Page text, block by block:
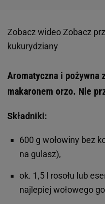
Zobacz wideoZobacz
kukurydziany
Aromatyczna i pożywna
makaronem orzo. Nie
Składniki:
600 g wołowiny bez
na gulasz),
ok. 1,5 l rosołu lub
najlepiej wołowego